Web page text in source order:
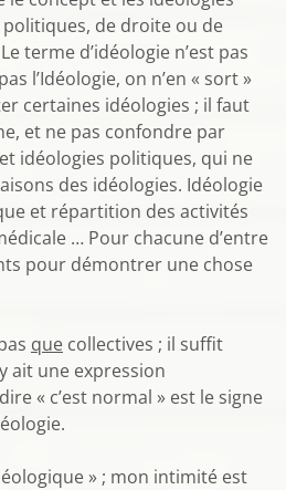
de droite ou de
terme d’idéologie n’est pas
l’Idéologie, on n’en « sort »
certaines idéologies ; il faut
et ne pas confondre par
idéologies politiques, qui ne
des idéologies. Idéologie
et répartition des activités
… Pour chacune d’entre
pour démontrer une chose
que collectives ; il suffit
ait une expression
« c’est normal » est le signe
» ; mon intimité est